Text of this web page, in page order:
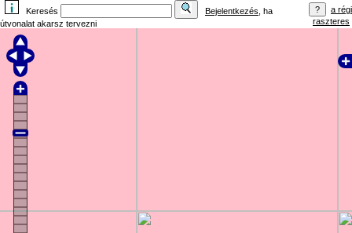
Keresés Bejelentkezés , ha
útvonalat akarsz tervezni
a régi
raszteres